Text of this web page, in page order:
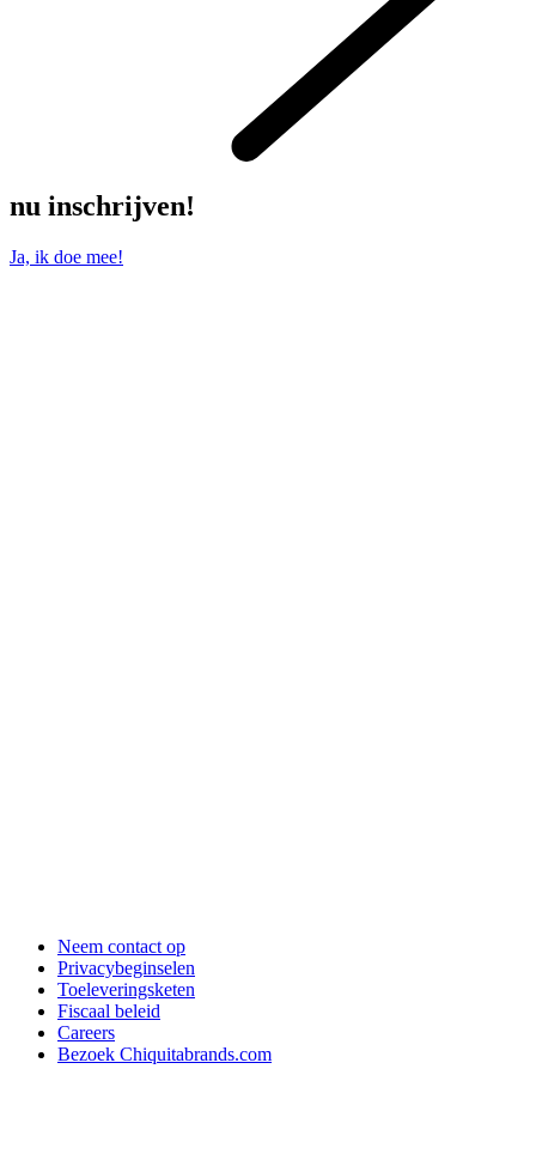
nu inschrijven!
Ja, ik doe mee!
Neem contact op
Privacybeginselen
Toeleveringsketen
Fiscaal beleid
Careers
Bezoek Chiquitabrands.com